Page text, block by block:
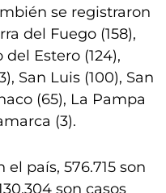
se registraron
del Fuego (158),
del Estero (124),
San Luis (100), San
(65), La Pampa
(3).
el país, 576.715 son
son casos